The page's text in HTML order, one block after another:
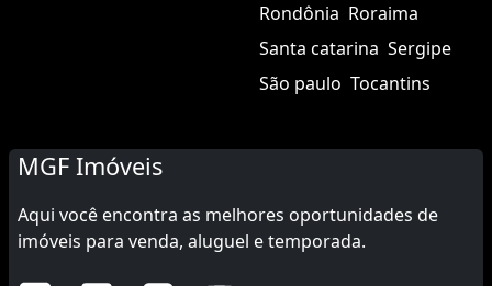
Rondônia Roraima
Santa catarina Sergipe
São paulo Tocantins
MGF Imóveis
Aqui você encontra as melhores oportunidades de
imóveis para venda, aluguel e temporada.